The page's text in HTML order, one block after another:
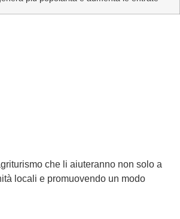
che li aiuteranno non solo a
locali e promuovendo un modo